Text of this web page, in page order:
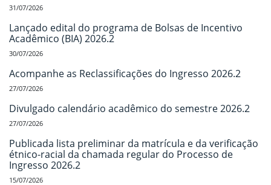
31/07/2026
Lançado edital do programa de Bolsas de Incentivo
Acadêmico (BIA) 2026.2
30/07/2026
Acompanhe as Reclassificações do Ingresso 2026.2
27/07/2026
Divulgado calendário acadêmico do semestre 2026.2
27/07/2026
Publicada lista preliminar da matrícula e da verificação
étnico-racial da chamada regular do Processo de
Ingresso 2026.2
15/07/2026